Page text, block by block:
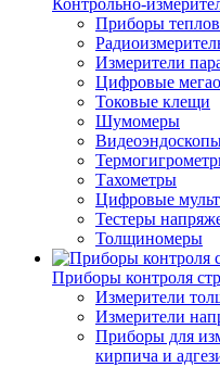
Контрольно-
Приборы
Измерители
Цифровые
Токовые клещи
Шумомеры
Тахометры
Цифровые
Тестеры
Толщиномеры
Приборы контроля
Измерители
Измерители
Приборы для
кирпича и